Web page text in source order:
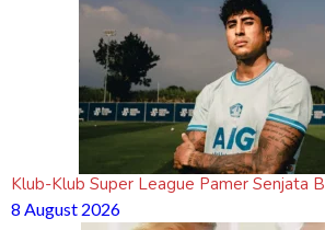
Klub-Klub Super League Pamer Senjata
8 August 2026